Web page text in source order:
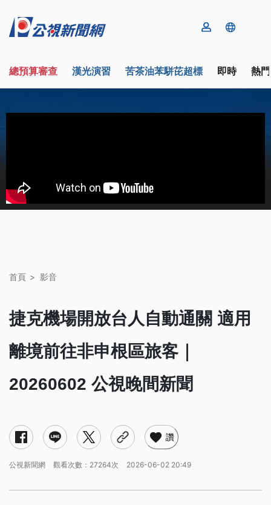
總預算審查 漢光演習 苦茶油苯駢芘超標 即時 熱
首頁 影音
捷克機場開放台人自動通關 適用
離境前往非申根區旅客｜
20260602 公視晚間新聞
讚
公視新聞網 觀看次數：27264次 2026-06-02 20:49